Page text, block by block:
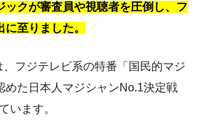
ックが審査員や視聴者を圧倒し、フ
至りました。
フジテレビ系の特番「国民的マジ
めた日本人マジシャンNo.1決定戦
います。